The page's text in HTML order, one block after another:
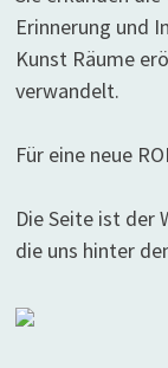
Erinnerung und
Kunst Räume
verwandelt.
Für eine neue
Die Seite ist der
die uns hinter